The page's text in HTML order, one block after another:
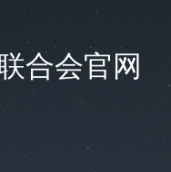
合会官网